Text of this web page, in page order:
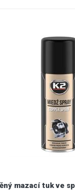
mazací tuk ve